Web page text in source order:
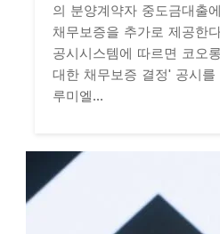
의 분양계약자 중도금대출
채무보증을 추가로 제공한
공시시스템에 따르면 코오
대한 채무보증 결정' 공시
루미엘...